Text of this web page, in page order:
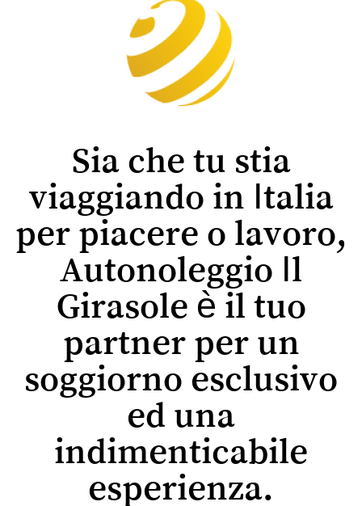
Sia che tu stia
viaggiando in Italia
per piacere o lavoro,
Autonoleggio Il
Girasole è il tuo
partner per un
soggiorno esclusivo
ed una
indimenticabile
esperienza.